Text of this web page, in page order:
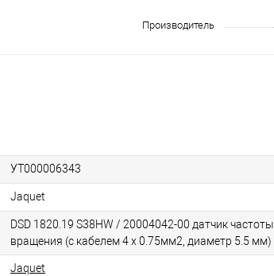
Производитель
УТ000006343
Jaquet
DSD 1820.19 S38HW / 20004042-00 датчик частоты
вращения (с кабелем 4 x 0.75мм2, диаметр 5.5 мм)
Jaquet